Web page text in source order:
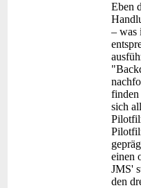
Eben
– was
finden
sich
einen
JMS'
den